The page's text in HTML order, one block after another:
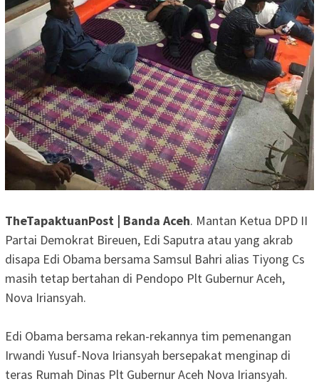
TheTapaktuanPost | Banda Aceh. Mantan Ketua DPD II
Partai Demokrat Bireuen, Edi Saputra atau yang akrab
disapa Edi Obama bersama Samsul Bahri alias Tiyong Cs
masih tetap bertahan di Pendopo Plt Gubernur Aceh,
Nova Iriansyah.
Edi Obama bersama rekan-rekannya tim pemenangan
Irwandi Yusuf-Nova Iriansyah bersepakat menginap di
teras Rumah Dinas Plt Gubernur Aceh Nova Iriansyah.